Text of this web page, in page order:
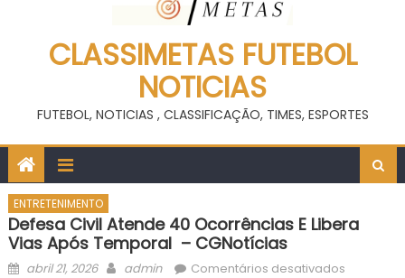
CLASSIMETAS FUTEBOL
NOTICIAS
FUTEBOL, NOTICIAS , CLASSIFICAÇÃO, TIMES, ESPORTES
ENTRETENIMENTO
Defesa Civil Atende 40 Ocorrências E Libera
Vias Após Temporal – CGNotícias
Posted
abril 21, 2026 Author
admin Comentários desativadosem